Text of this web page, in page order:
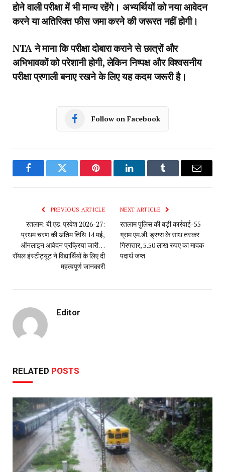
होने वाली परीक्षा में भी मान्य रहेंगे। अभ्यर्थियों को नया आवेदन
करने या अतिरिक्त फीस जमा करने की जरूरत नहीं होगी।
NTA ने माना कि परीक्षा दोबारा कराने से छात्रों और
अभिभावकों को परेशानी होगी, लेकिन निष्पक्ष और विश्वसनीय
परीक्षा प्रणाली बनाए रखने के लिए यह कदम जरूरी है।
Follow on Facebook
FacebookTwitter Pinterest LinkedInTumblr Email
PREVIOUS ARTICLE
रतलाम: बी.एड. प्रवेश 2026-27:
प्रथम चरण की अंतिम तिथि 14 मई,
ऑनलाइन आवेदन प्रक्रिया जारी…
रॉयल इंस्टीट्यूट ने विद्यार्थियों के लिए दी
महत्वपूर्ण जानकारी
NEXT ARTICLE
रतलाम पुलिस की बड़ी कार्रवाई-55
ग्राम एम.डी. ड्रग्स के साथ तस्कर
गिरफ्तार, 5.50 लाख रुपए का मादक
पदार्थ जप्त
Editor
RELATED POSTS